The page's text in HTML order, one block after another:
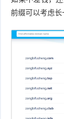
前缀可以考虑长